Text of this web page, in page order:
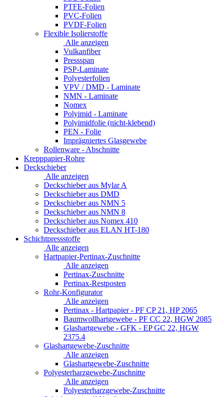
PTFE-Folien
PVC-Folien
PVDF-Folien
Flexible Isolierstoffe
Alle anzeigen
Vulkanfiber
Pressspan
PSP-Laminate
Polyesterfolien
VPV / DMD - Laminate
NMN - Laminate
Nomex
Polyimid - Laminate
Polyimidfolie (nicht-klebend)
PEN - Folie
Imprägniertes Glasgewebe
Rollenware - Abschnitte
Krepppapier-Rohre
Deckschieber
Alle anzeigen
Deckschieber aus Mylar A
Deckschieber aus DMD
Deckschieber aus NMN 5
Deckschieber aus NMN 8
Deckschieber aus Nomex 410
Deckschieber aus ELAN HT-180
Schichtpressstoffe
Alle anzeigen
Hartpapier-Pertinax-Zuschnitte
Alle anzeigen
Pertinax-Zuschnitte
Pertinax-Restposten
Rohr-Konfigurator
Alle anzeigen
Pertinax - Hartpapier - PF CP 21, HP 2065
Baumwollhartgewebe - PF CC 22, HGW 2085
Glashartgewebe - GFK - EP GC 22, HGW
2375.4
Glashartgewebe-Zuschnitte
Alle anzeigen
Glashartgewebe-Zuschnitte
Polyesterharzgewebe-Zuschnitte
Alle anzeigen
Polyesterharzgewebe-Zuschnitte